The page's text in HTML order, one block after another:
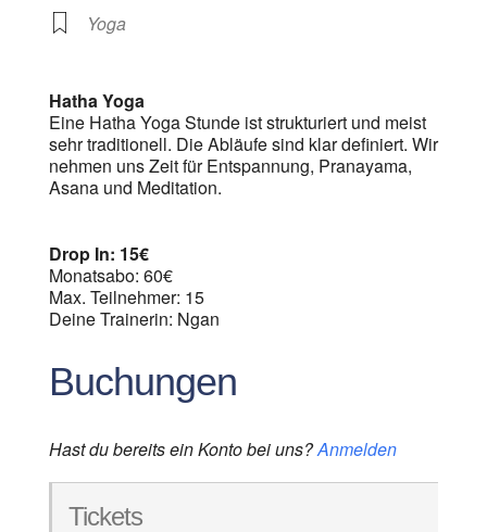
Yoga
Hatha Yoga
Eine Hatha Yoga Stunde ist strukturiert und meist
sehr traditionell. Die Abläufe sind klar definiert. Wir
nehmen uns Zeit für Entspannung, Pranayama,
Asana und Meditation.
Drop In: 15€
Monatsabo: 60€
Max. Teilnehmer: 15
Deine Trainerin: Ngan
Buchungen
Hast du bereits ein Konto bei uns?Anmelden
Tickets